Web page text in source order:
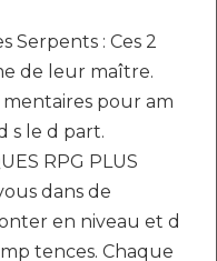
Serpents : Ces 2
de leur maître.
pour am
s le d part.
RPG PLUS
dans de
en niveau et d
tences. Chaque